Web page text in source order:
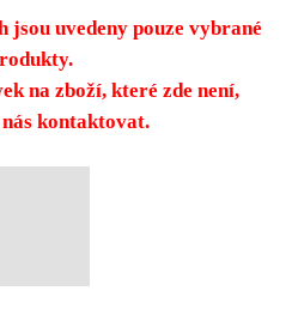
jsou uvedeny pouze vybrané
na zboží, které zde není,
kontaktovat.